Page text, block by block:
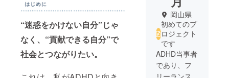
“迷惑をかけない自分”じゃ
なく、“貢献できる自分”で
社会とつながりたい。
岡山県
初めてのプ
ロジェクト
です
ADHD当事者
であり、フ